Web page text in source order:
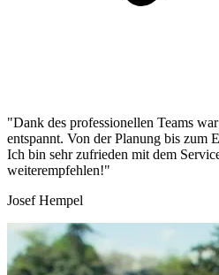
"Dank des professionellen Teams
entspannt. Von der Planung bis zum
Ich bin sehr zufrieden mit dem
weiterempfehlen!"
Josef Hempel